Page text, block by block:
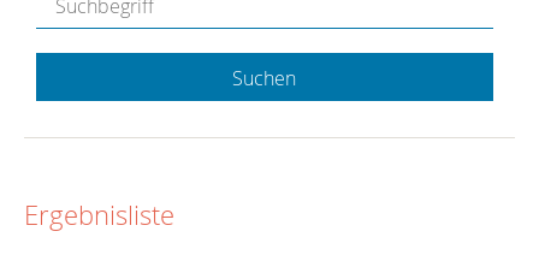
Suchen
Ergebnisliste